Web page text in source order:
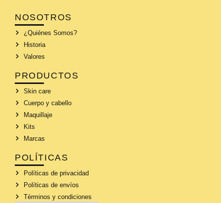
NOSOTROS
¿Quiénes Somos?
Historia
Valores
PRODUCTOS
Skin care
Cuerpo y cabello
Maquillaje
Kits
Marcas
POLÍTICAS
Políticas de privacidad
Políticas de envíos
Términos y condiciones